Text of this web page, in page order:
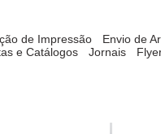
de Impressão Envio de
e Catálogos Jornais